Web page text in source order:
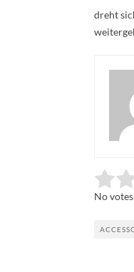
dreht
Rate
No